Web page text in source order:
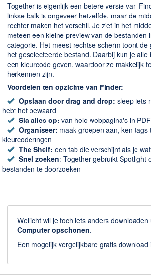
Tekst en Administratie
Overige
Algemeen
Chatten en bellen
Dating apps
Parkeer apps
Rar en Zip (Compressie - Unzip)
Shopping
Spelletjes en Games
Webbrowsers
Together is eigenlijk een betere versie van
linkse balk is ongeveer hetzelfde, maar de
rechter maken het verschil. Je ziet in het
meteen een kleine preview van de bestanden
categorie. Het meest rechtse scherm toont de
het geselecteerde bestand. Daarbij kun je alle
een kleurcode geven, waardoor ze makkelijk
herkennen zijn.
Voordelen ten opzichte van Finder:
Opslaan door drag and drop: sleep iets
hebt het bewaard
Sla alles op: van hele webpagina's in
Organiseer: maak groepen aan, ken tags
kleurcoderingen
The Shelf: een tab die verschijnt als je
Snel zoeken: Together gebruikt Spotlight
bestanden te doorzoeken
Wellicht wil je toch iets anders downloaden
Computer opschonen.
Een mogelijk vergelijkbare gratis download